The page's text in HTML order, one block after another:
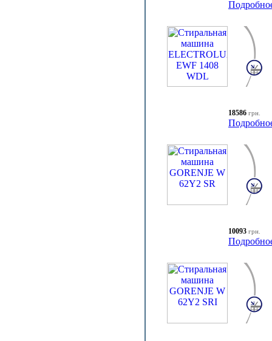
18586 грн.
10093 грн.